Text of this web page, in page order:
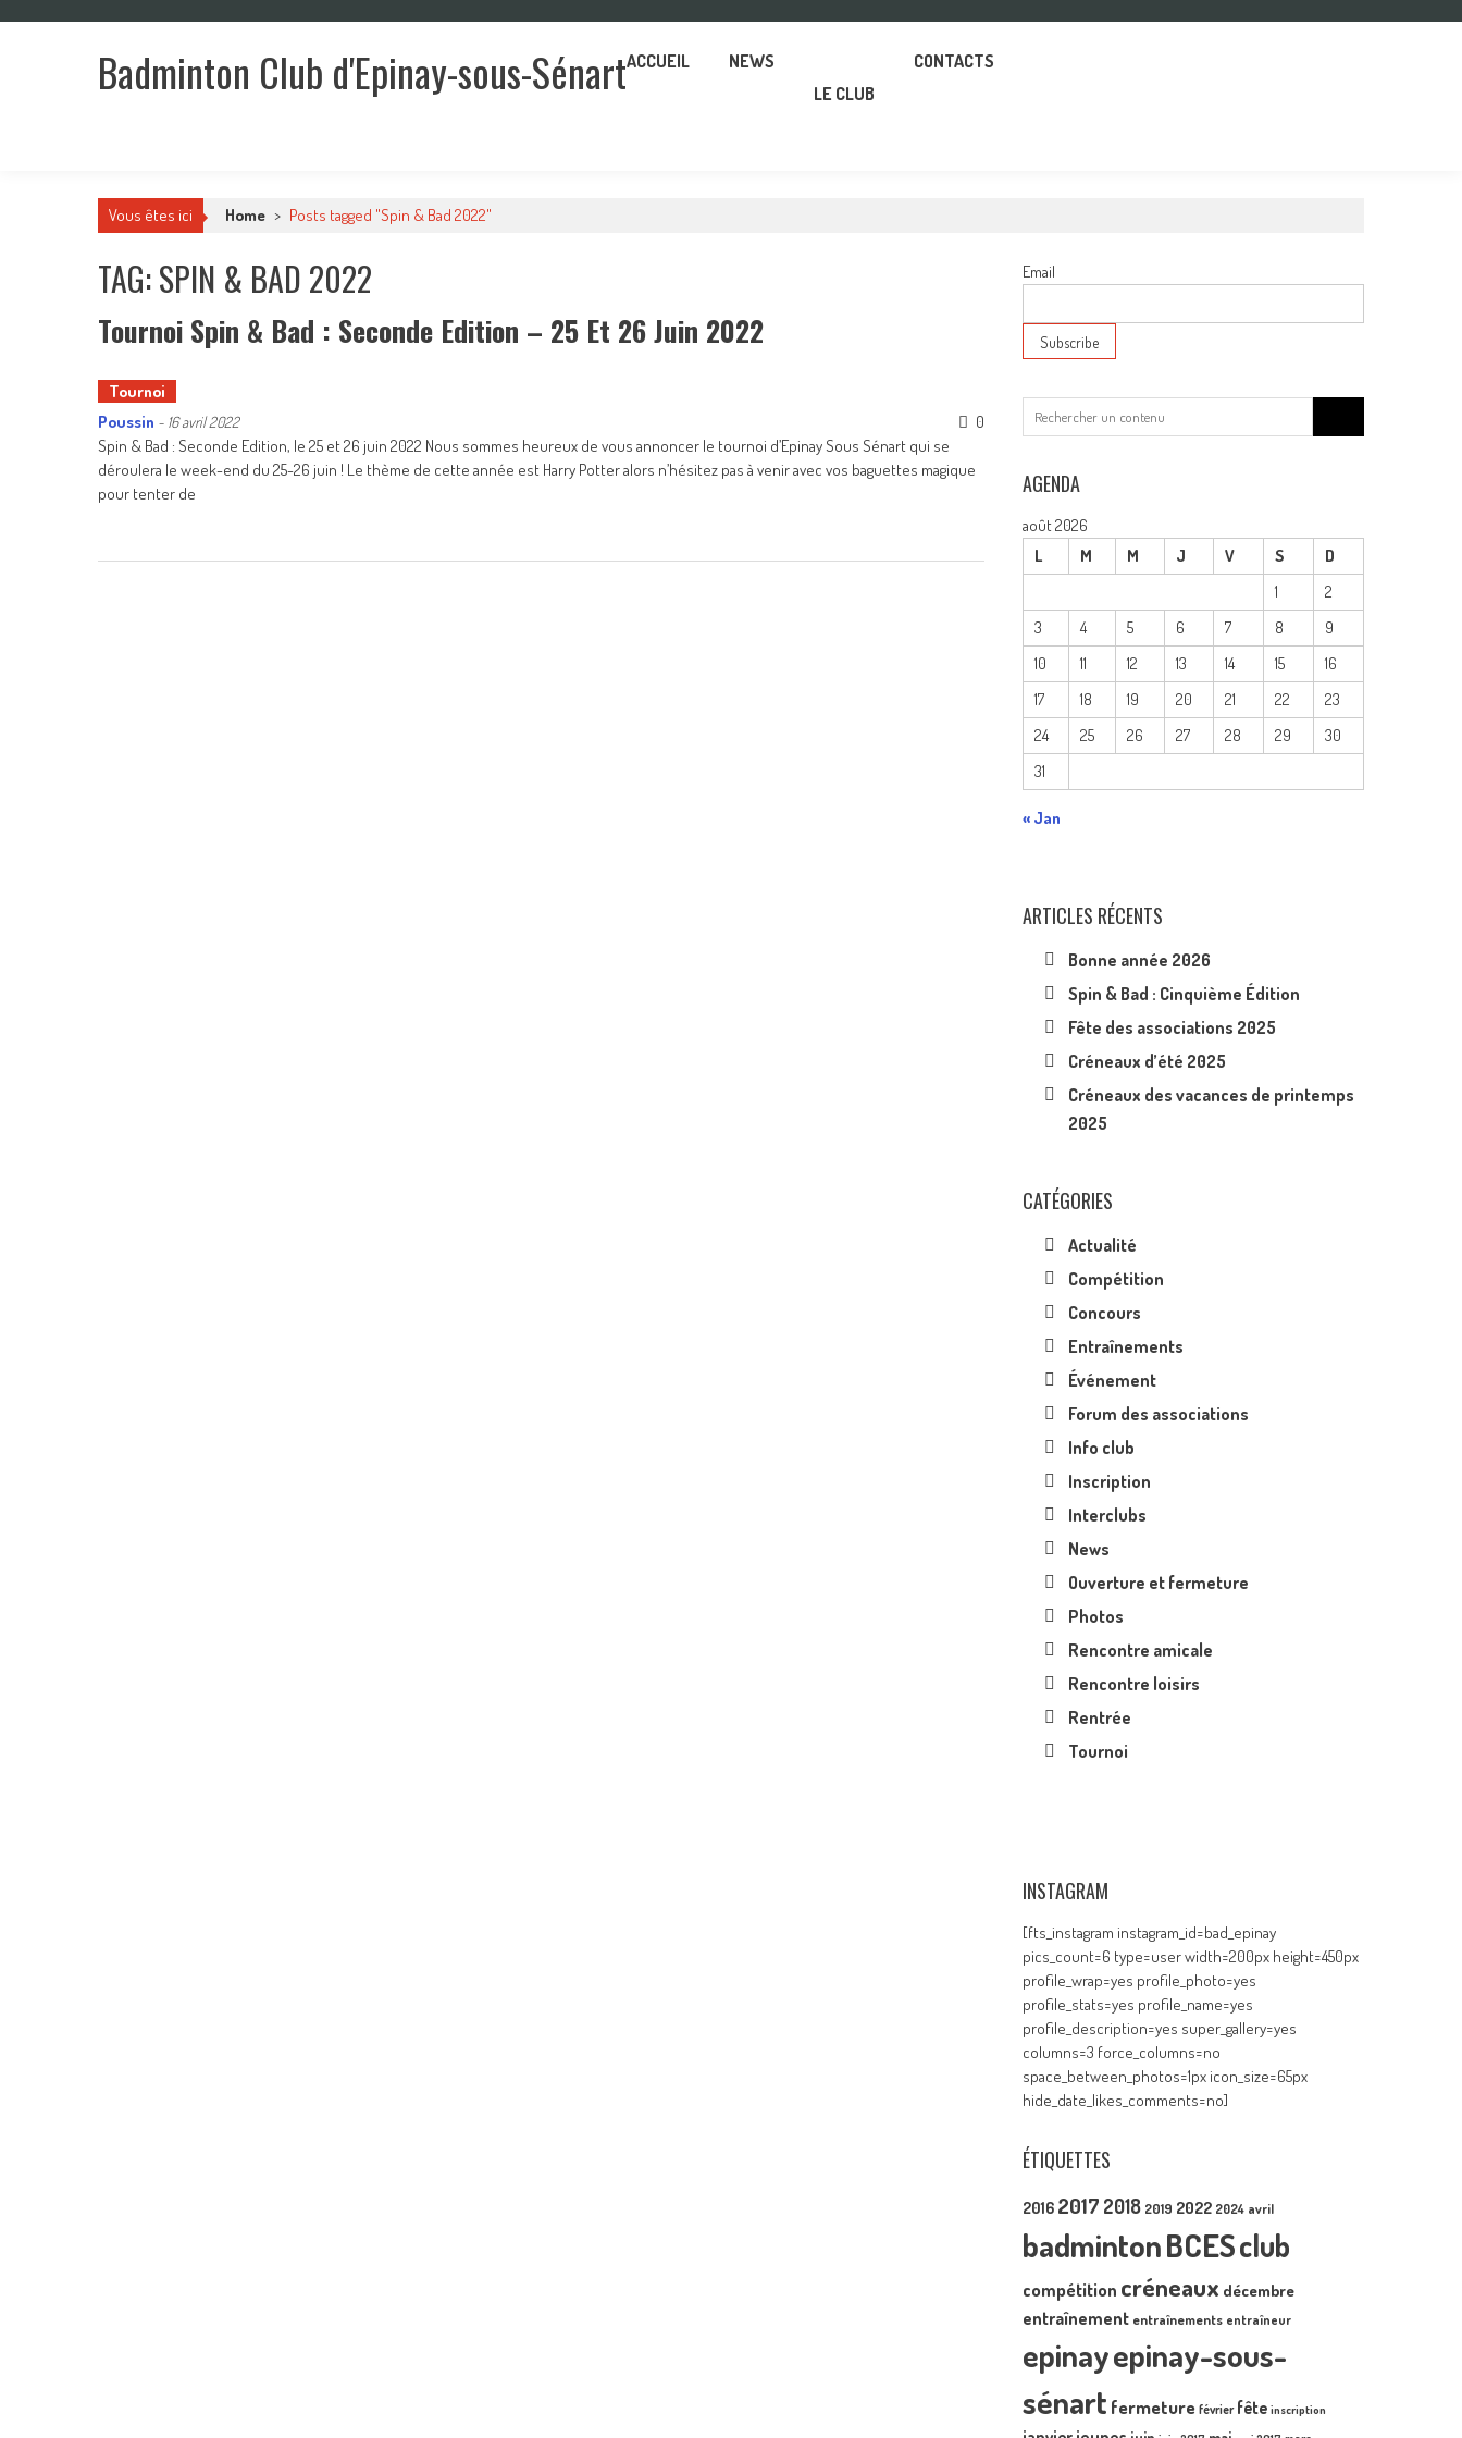
Badminton Club d'Epinay-sous-SénartACCUEIL
NEWS
LE CLUB
CONTACTS
Vous êtes ici Home > Posts tagged "Spin & Bad 2022"
TAG: SPIN & BAD 2022
Tournoi Spin & Bad : Seconde Edition – 25 Et 26 Juin 2022
Tournoi
Poussin - 16 avril 2022
0
Spin & Bad : Seconde Edition, le 25 et 26 juin 2022 Nous sommes heureux de vous annoncer le tournoi d’Epinay Sous Sénart qui se
déroulera le week-end du 25-26 juin ! Le thème de cette année est Harry Potter alors n’hésitez pas à venir avec vos baguettes magique
pour tenter de
Email
for:
AGENDA
août 2026
L
M M J V S
D
1
2
3
4 5 6 7 8
9
10
11 12 13 14 15
16
17
18 19 20 21 22
23
24
25 26 27 28 29
30
31
« Jan
ARTICLES RÉCENTS
Bonne année 2026
Spin & Bad : Cinquième Édition
Fête des associations 2025
Créneaux d’été 2025
Créneaux des vacances de printemps
2025
CATÉGORIES
Actualité
Compétition
Concours
Entraînements
Événement
Forum des associations
Info club
Inscription
Interclubs
News
Ouverture et fermeture
Photos
Rencontre amicale
Rencontre loisirs
Rentrée
Tournoi
INSTAGRAM
[fts_instagram instagram_id=bad_epinay
pics_count=6 type=user width=200px height=450px
profile_wrap=yes profile_photo=yes
profile_stats=yes profile_name=yes
profile_description=yes super_gallery=yes
columns=3 force_columns=no
space_between_photos=1px icon_size=65px
hide_date_likes_comments=no]
ÉTIQUETTES
2016 2017 2018 2019 2022 2024 avril
badmintonBCESclub
compétition créneaux décembre
entraînement entraînements entraîneur
epinayepinay-sous-
sénart fermeture février fête inscription